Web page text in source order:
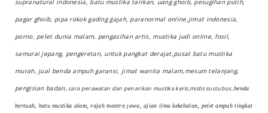
supranatural indonesia, batu mustika tarikan, uang ghoib, pesugihan putih,
pagar ghoib, pipa rokok gading gajah, paranormal online,jimat indonesia,
porno, pelet dunia malam, pengasihan artis, mustika judi online, fosil,
samurai jepang, pengeretan, untuk pangkat derajat,pusat batu mustika
murah, jual benda ampuh garansi, jimat wanita malam,mesum telanjang,
pengisian badan, cara perawatan dan penarikan mustika keris,mistis succubus, benda
bertuah, batu mustika alam, rajah mantra jawa, ajian ilmu kekebalan, pelet ampuh tingkat